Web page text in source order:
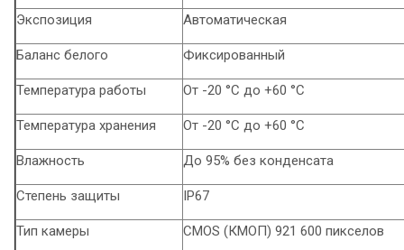
Экспозиция Автоматическая
Баланс белого Фиксированный
Температура работы От -20 °C до +60 °C
Температура хранения От -20 °C до +60 °C
Влажность До 95% без конденсата
Степень защиты IP67
Тип камеры CMOS (КМОП) 921 600 пикселов